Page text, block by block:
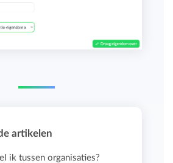
artikelen
ik tussen organisaties?